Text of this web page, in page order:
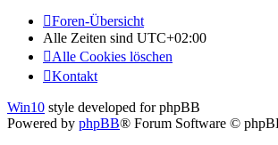
Foren-Übersicht
Alle Zeiten sind UTC+02:00
Alle Cookies löschen
Kontakt
Win10 style developed for phpBB
Powered by phpBB® Forum Software ©